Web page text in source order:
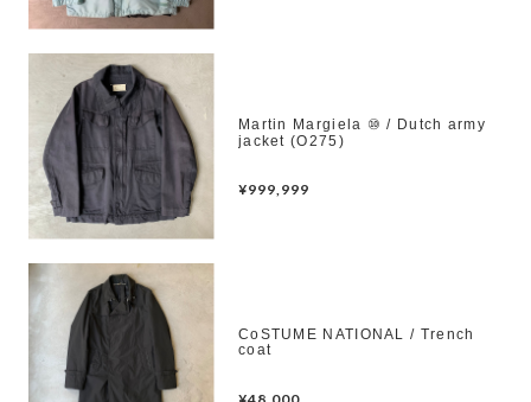
Martin Margiela ⑩ / Dutch army
jacket (O275)
¥999,999
CoSTUME NATIONAL / Trench
coat